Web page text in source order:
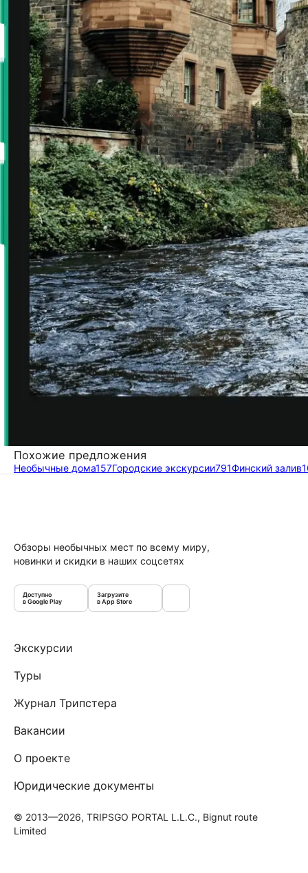
Похожие предложения
Необычные дома157Городские экскурсии791Финский залив
Обзоры необычных мест по всему миру,
новинки и скидки в наших соцсетях
Доступно
в Google Play
Загрузите
в App Store
Экскурсии
Туры
Журнал Трипстера
Вакансии
О проекте
Юридические документы
© 2013—2026, TRIPSGO PORTAL L.L.C., Bignut route
Limited